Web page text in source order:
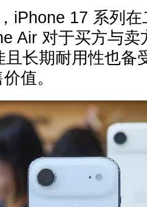
17 系列在
Air 对于买方与卖
长期耐用性也备
值。